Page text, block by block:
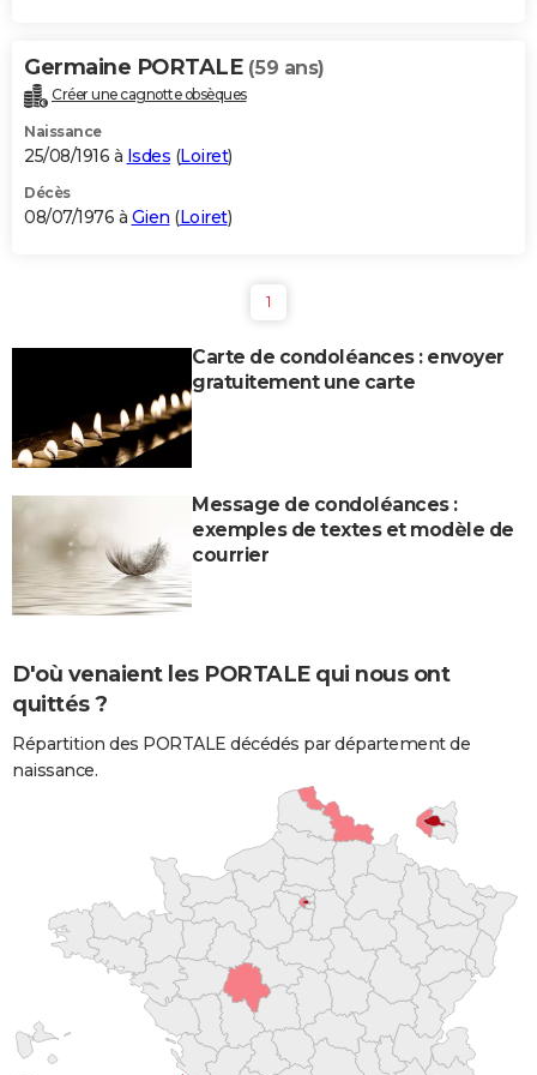
Germaine PORTALE (59 ans)
Créer une cagnotte obsèques
Naissance
25/08/1916 à Isdes (Loiret)
Décès
08/07/1976 à Gien (Loiret)
1
Carte de condoléances : envoyer
gratuitement une carte
Message de condoléances :
exemples de textes et modèle de
courrier
D'où venaient les PORTALE qui nous ont
quittés ?
Répartition des PORTALE décédés par département de
naissance.